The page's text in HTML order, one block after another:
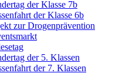
der Klasse 7b
der Klasse 6b
zur Drogenprävention
der 5. Klassen
der 7. Klassen